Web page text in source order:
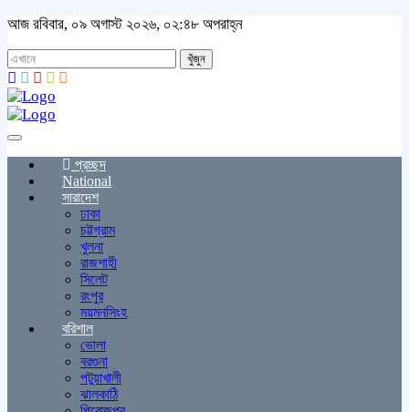
আজ রবিবার, ০৯ অগাস্ট ২০২৬, ০২:৪৮ অপরাহ্ন
খুঁজুন
Toggle
navigation প্রচ্ছদ
National
সারাদেশ
ঢাকা
চট্টগ্রাম
খুলনা
রাজশাহী
সিলেট
রংপুর
ময়মনসিংহ
বরিশাল
ভোলা
বরগুনা
পটুয়াখালী
ঝালকাঠি